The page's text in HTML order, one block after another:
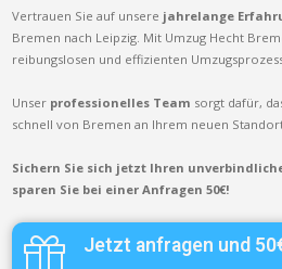
Vertrauen Sie auf unsere jahrelange
Bremen nach Leipzig. Mit Umzug Hecht
reibungslosen und effizienten
Unser professionelles Team sorgt dafür,
schnell von Bremen an Ihrem neuen
Sichern Sie sich jetzt Ihren
sparen Sie bei einer Anfragen 50€!
Jetzt anfragen und